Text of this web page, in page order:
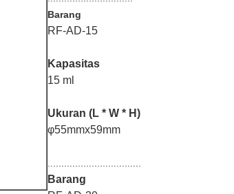
Barang
RF-AD-15
Kapasitas
15 ml
Ukuran (L * W * H)
φ55mmx59mm
Barang